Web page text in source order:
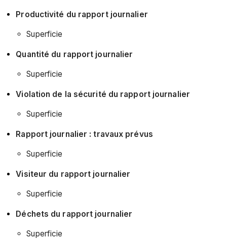
Productivité du rapport journalier
Superficie
Quantité du rapport journalier
Superficie
Violation de la sécurité du rapport journalier
Superficie
Rapport journalier : travaux prévus
Superficie
Visiteur du rapport journalier
Superficie
Déchets du rapport journalier
Superficie